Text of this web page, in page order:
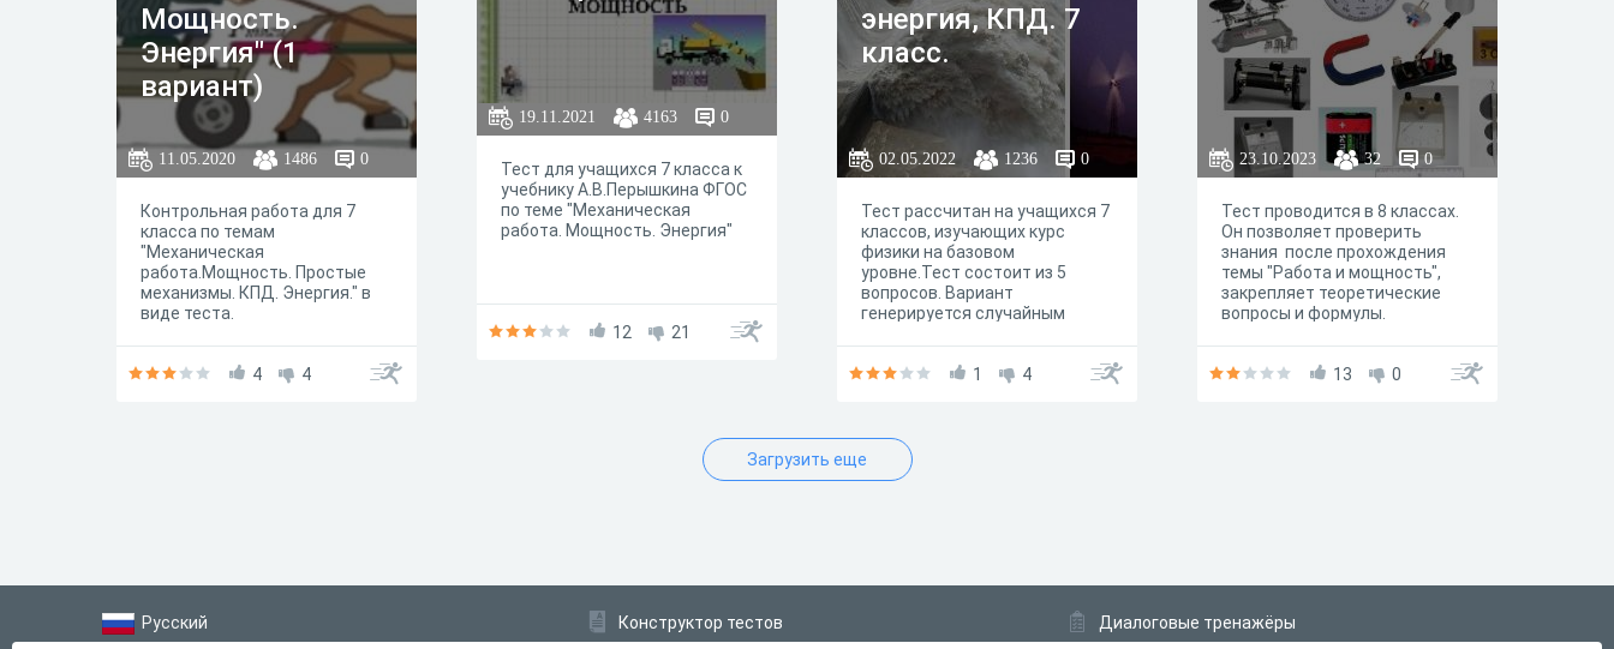
Мощность.
Энергия" (1
вариант)
11.05.2020 1486 0
Контрольная работа для 7
класса по темам
"Механическая
работа.Мощность. Простые
механизмы. КПД. Энергия." в
виде теста.
4 4
19.11.2021 4163 0
Тест для учащихся 7 класса к
учебнику А.В.Перышкина ФГОС
по теме "Механическая
работа. Мощность. Энергия"
12 21
энергия, КПД. 7
класс.
02.05.2022 1236 0
Тест рассчитан на учащихся 7
классов, изучающих курс
физики на базовом
уровне.Тест состоит из 5
вопросов. Вариант
генерируется случайным
формируется автоматически,
теста есть специальная
форма).
1 4
23.10.2023 32 0
Тест проводится в 8 классах.
Он позволяет проверить
знания после прохождения
темы "Работа и мощность",
закрепляет теоретические
вопросы и формулы.
13 0
Загрузить еще
Русский Конструктор тестов Диалоговые тренажёры